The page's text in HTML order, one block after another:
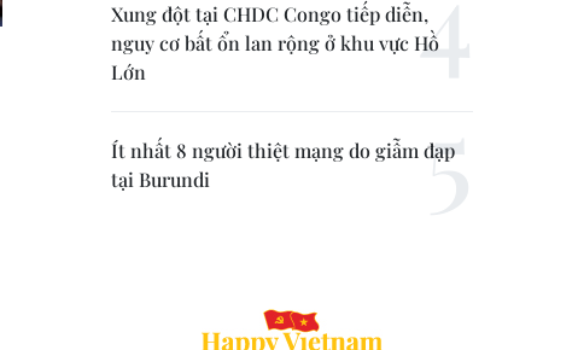
Xung đột tại CHDC Congo tiếp diễn,
nguy cơ bất ổn lan rộng ở khu vực Hồ
Lớn
Ít nhất 8 người thiệt mạng do giẫm đạp
tại Burundi